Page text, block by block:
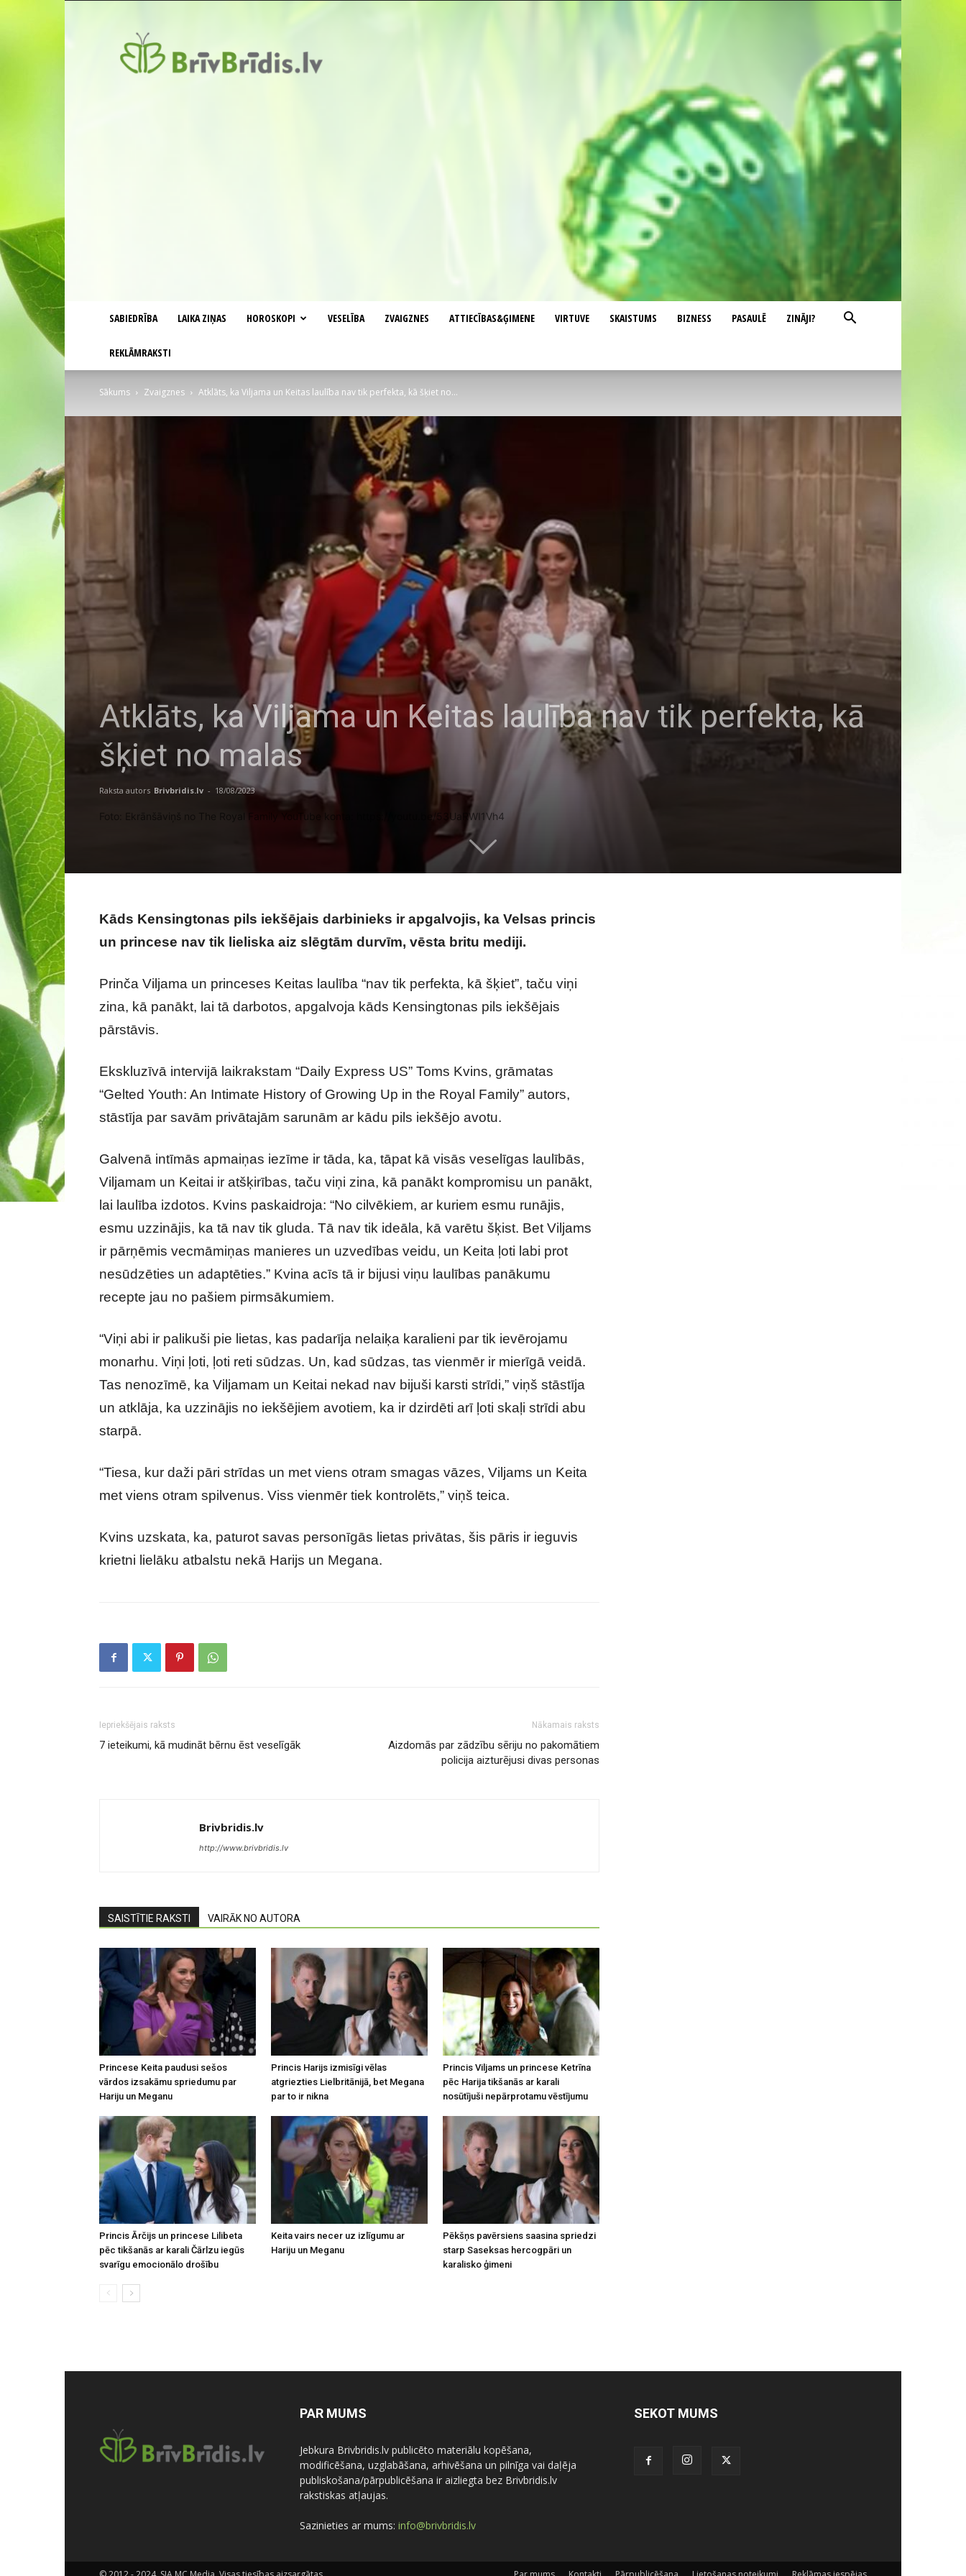
SABIEDRĪBA LAIKA ZIŅAS HOROSKOPI VESELĪBA ZVAIGZNES ATTIECĪBAS&ĢIMENE VIRTUVE SKAISTUMS BIZNESS PASAULĒ ZINĀJI?
REKLĀMRAKSTI
Sākums Zvaigznes Atklāts, ka Viljama un Keitas laulība nav tik perfekta, kā šķiet no...
Atklāts, ka Viljama un Keitas laulība nav tik perfekta, kā
šķiet no malas
Raksta autors Brivbridis.lv - 18/08/2023
Foto: Ekrānšāviņš no The Royal Family YouTube konta: https://youtu.be/53UaRWI1Vh4
Kāds Kensingtonas pils iekšējais darbinieks ir apgalvojis, ka Velsas princis
un princese nav tik lieliska aiz slēgtām durvīm, vēsta britu mediji.
Prinča Viljama un princeses Keitas laulība “nav tik perfekta, kā šķiet”, taču viņi
zina, kā panākt, lai tā darbotos, apgalvoja kāds Kensingtonas pils iekšējais
pārstāvis.
Ekskluzīvā intervijā laikrakstam “Daily Express US” Toms Kvins, grāmatas
“Gelted Youth: An Intimate History of Growing Up in the Royal Family” autors,
stāstīja par savām privātajām sarunām ar kādu pils iekšējo avotu.
Galvenā intīmās apmaiņas iezīme ir tāda, ka, tāpat kā visās veselīgas laulībās,
Viljamam un Keitai ir atšķirības, taču viņi zina, kā panākt kompromisu un panākt,
lai laulība izdotos. Kvins paskaidroja: “No cilvēkiem, ar kuriem esmu runājis,
esmu uzzinājis, ka tā nav tik gluda. Tā nav tik ideāla, kā varētu šķist. Bet Viljams
ir pārņēmis vecmāmiņas manieres un uzvedības veidu, un Keita ļoti labi prot
nesūdzēties un adaptēties.” Kvina acīs tā ir bijusi viņu laulības panākumu
recepte jau no pašiem pirmsākumiem.
“Viņi abi ir palikuši pie lietas, kas padarīja nelaiķa karalieni par tik ievērojamu
monarhu. Viņi ļoti, ļoti reti sūdzas. Un, kad sūdzas, tas vienmēr ir mierīgā veidā.
Tas nenozīmē, ka Viljamam un Keitai nekad nav bijuši karsti strīdi,” viņš stāstīja
un atklāja, ka uzzinājis no iekšējiem avotiem, ka ir dzirdēti arī ļoti skaļi strīdi abu
starpā.
“Tiesa, kur daži pāri strīdas un met viens otram smagas vāzes, Viljams un Keita
met viens otram spilvenus. Viss vienmēr tiek kontrolēts,” viņš teica.
Kvins uzskata, ka, paturot savas personīgās lietas privātas, šis pāris ir ieguvis
krietni lielāku atbalstu nekā Harijs un Megana.
Iepriekšējais raksts
7 ieteikumi, kā mudināt bērnu ēst veselīgāk
Nākamais raksts
Aizdomās par zādzību sēriju no pakomātiem
policija aizturējusi divas personas
Brivbridis.lv
http://www.brivbridis.lv
SAISTĪTIE RAKSTI VAIRĀK NO AUTORA
Princese Keita paudusi sešos
vārdos izsakāmu spriedumu par
Hariju un Meganu
Princis Harijs izmisīgi vēlas
atgriezties Lielbritānijā, bet Megana
par to ir nikna
Princis Viljams un princese Ketrīna
pēc Harija tikšanās ar karali
nosūtījuši nepārprotamu vēstījumu
Princis Ārčijs un princese Lilibeta
pēc tikšanās ar karali Čārlzu iegūs
svarīgu emocionālo drošību
Keita vairs necer uz izlīgumu ar
Hariju un Meganu
Pēkšņs pavērsiens saasina spriedzi
starp Saseksas hercogpāri un
karalisko ģimeni
PAR MUMS
Jebkura Brivbridis.lv publicēto materiālu kopēšana,
modificēšana, uzglabāšana, arhivēšana un pilnīga vai daļēja
publiskošana/pārpublicēšana ir aizliegta bez Brivbridis.lv
rakstiskas atļaujas.
Sazinieties ar mums: info@brivbridis.lv
SEKOT MUMS